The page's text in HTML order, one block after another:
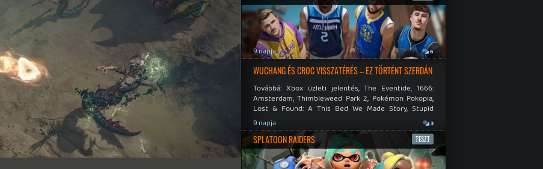
9 napja 6
WUCHANG ÉS CROC VISSZATÉRÉS – EZ TÖRTÉNT SZERDÁN
Továbbá: Xbox üzleti jelentés, The Eventide, 1666:
Amsterdam, Thimbleweed Park 2, Pokémon Pokopia,
Lost & Found: A This Bed We Made Story, Stupid
Never Dies.
9 napja 3
SPLATOON RAIDERS TESZT